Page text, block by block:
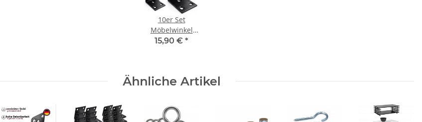
10er Set
Möbelwinkel
Schwarz in 4 cm
15,90 € *
Ähnliche Artikel